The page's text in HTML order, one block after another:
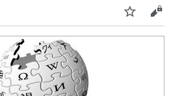
Stebėti Keisti